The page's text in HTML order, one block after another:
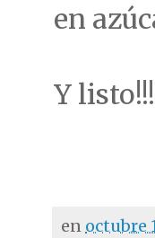
en
Y listo!!!
en octubre